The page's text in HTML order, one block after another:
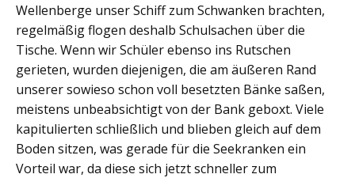
Wellenberge unser Schiff zum Schwanken brachten,
regelmäßig flogen deshalb Schulsachen über die
Tische. Wenn wir Schüler ebenso ins Rutschen
gerieten, wurden diejenigen, die am äußeren Rand
unserer sowieso schon voll besetzten Bänke saßen,
meistens unbeabsichtigt von der Bank geboxt. Viele
kapitulierten schließlich und blieben gleich auf dem
Boden sitzen, was gerade für die Seekranken ein
Vorteil war, da diese sich jetzt schneller zum